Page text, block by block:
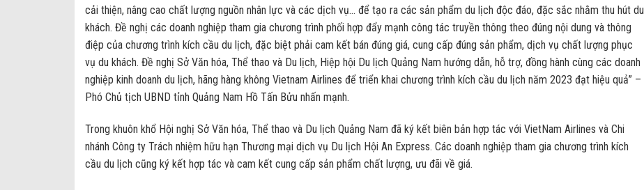
cải thiện, nâng cao chất lượng nguồn nhân lực và các dịch vụ… để tạo ra các sản phẩm du lịch độc đáo, đặc sắc nhằm thu hút du
khách. Đề nghị các doanh nghiệp tham gia chương trình phối hợp đẩy mạnh công tác truyền thông theo đúng nội dung và thông
điệp của chương trình kích cầu du lịch, đặc biệt phải cam kết bán đúng giá, cung cấp đúng sản phẩm, dịch vụ chất lượng phục
vụ du khách. Đề nghị Sở Văn hóa, Thể thao và Du lịch, Hiệp hội Du lịch Quảng Nam hướng dẫn, hỗ trợ, đồng hành cùng các doanh
nghiệp kinh doanh du lịch, hãng hàng không Vietnam Airlines để triển khai chương trình kích cầu du lịch năm 2023 đạt hiệu quả” –
Phó Chủ tịch UBND tỉnh Quảng Nam Hồ Tấn Bửu nhấn mạnh.
Trong khuôn khổ Hội nghị Sở Văn hóa, Thể thao và Du lịch Quảng Nam đã ký kết biên bản hợp tác với VietNam Airlines và Chi
nhánh Công ty Trách nhiệm hữu hạn Thương mại dịch vụ Du lịch Hội An Express. Các doanh nghiệp tham gia chương trình kích
cầu du lịch cũng ký kết hợp tác và cam kết cung cấp sản phẩm chất lượng, ưu đãi về giá.